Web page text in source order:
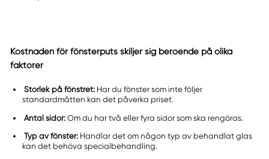
Kostnaden för fönsterputs skiljer sig beroende på olika
faktorer
Storlek på fönstret: Har du fönster som inte följer
standardmåtten kan det påverka priset.
Antal sidor:Om du har två eller fyra sidor som ska rengöras.
Typ av fönster:Handlar det om någon typ av behandlat glas
kan det behöva specialbehandling.